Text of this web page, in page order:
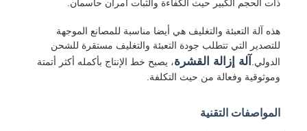
اتصل بنا
أخبار
جميع القضايا
ذات الحجم الكبير حيث الكفاءة والثبات أمران حاسمان.
هذه آلة التعبئة والتغليف هي أيضا مناسبة للمصانع الموجهة
للتصدير التي تتطلب جودة التعبئة والتغليف مستقرة للشحن
الدولي.
آلة إزالة القشرة، يصبح خط الإنتاج بأكمله أكثر أتمتة
وموثوقية وفعالة من حيث التكلفة.
المواصفات التقنية